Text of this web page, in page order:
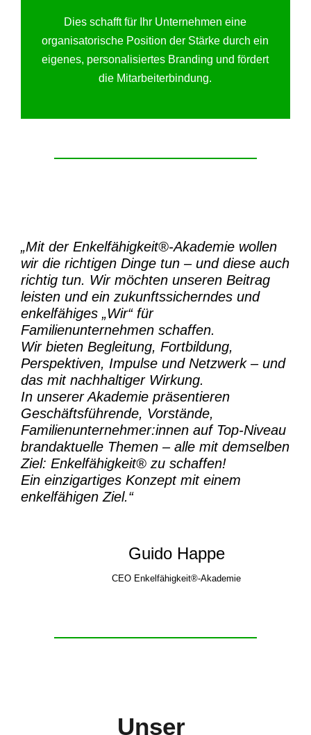
Dies schafft für Ihr Unternehmen eine
organisatorische Position der Stärke durch ein
eigenes, personalisiertes Branding und fördert
die Mitarbeiterbindung.
„Mit der Enkelfähigkeit®-Akademiewollen
wir die richtigen Dinge tun – und diese auch
richtig tun. Wir möchten unseren Beitrag
leisten und ein zukunftssicherndes und
enkelfähiges „Wir“ für
Familienunternehmen schaffen.
Wir bieten Begleitung, Fortbildung,
Perspektiven, Impulse und Netzwerk – und
das mit nachhaltiger Wirkung.
In unserer Akademie präsentieren
Geschäftsführende, Vorstände,
Familienunternehmer:innen auf Top-Niveau
brandaktuelle Themen – alle mit demselben
Ziel: Enkelfähigkeit® zu schaffen!
Ein einzigartiges Konzept mit einem
enkelfähigen Ziel.“
Guido Happe
CEO Enkelfähigkeit®-Akademie
Unser